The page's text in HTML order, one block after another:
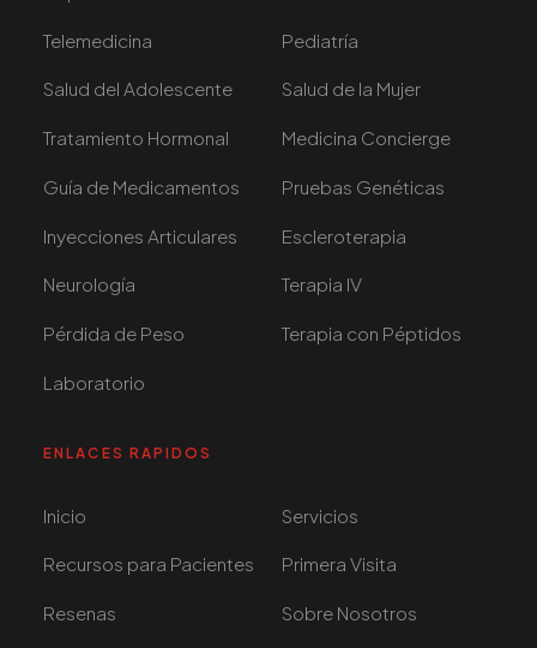
Telemedicina Pediatría
Salud del Adolescente Salud de la Mujer
Tratamiento Hormonal Medicina Concierge
Guía de Medicamentos Pruebas Genéticas
Inyecciones Articulares Escleroterapia
Neurología Terapia IV
Pérdida de Peso Terapia con Péptidos
Laboratorio
ENLACES RAPIDOS
Inicio Servicios
Recursos para Pacientes Primera Visita
Resenas Sobre Nosotros